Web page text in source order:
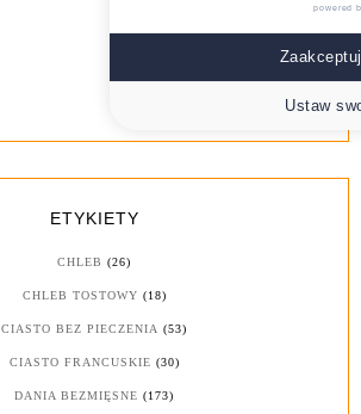
ETYKIETY
CHLEB (26)
CHLEB TOSTOWY (18)
CIASTO BEZ PIECZENIA (53)
CIASTO FRANCUSKIE (30)
DANIA BEZMIĘSNE (173)
powered
Ustaw